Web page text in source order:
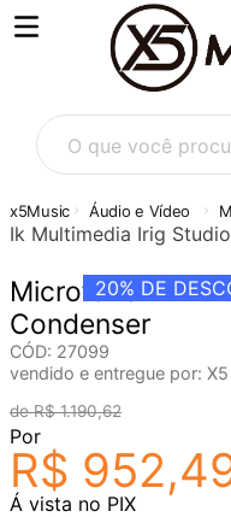
O que você procura?
Áudio e Vídeo
Ik Multimedia Irig
20% DE
Microfone Ik
Condenser
CÓD: 27099
vendido e entregue por:
R$ 1.190,62
Por
R$ 952,
Á vista no PIX